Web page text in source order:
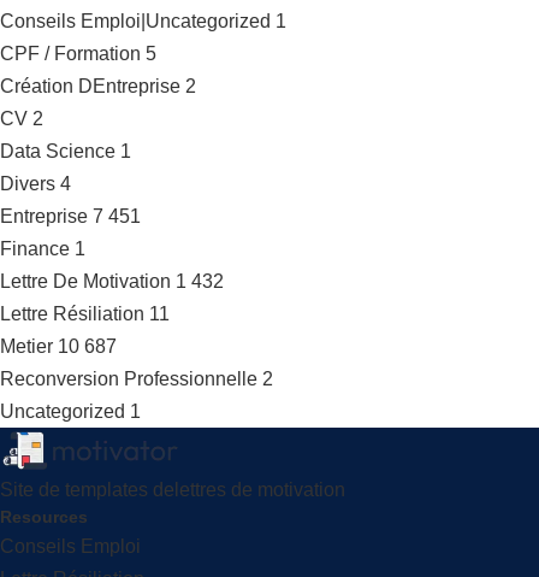
Conseils Emploi|Uncategorized 1
CPF / Formation 5
Création DEntreprise 2
CV 2
Data Science 1
Divers 4
Entreprise 7 451
Finance 1
Lettre De Motivation 1 432
Lettre Résiliation 11
Metier 10 687
Reconversion Professionnelle 2
Uncategorized 1
Site de templates delettres de motivation
Resources
Conseils Emploi